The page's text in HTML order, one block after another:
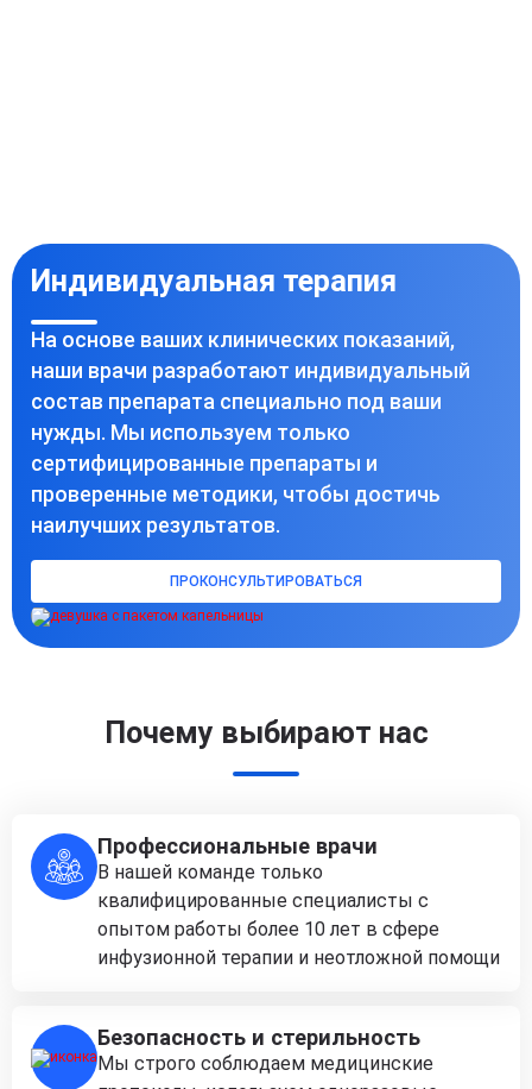
Индивидуальная терапия
На основе ваших клинических показаний,
наши врачи разработают индивидуальный
состав препарата специально под ваши
нужды. Мы используем только
сертифицированные препараты и
проверенные методики, чтобы достичь
наилучших результатов.
ПРОКОНСУЛЬТИРОВАТЬСЯ
Почему выбирают нас
Профессиональные врачи
В нашей команде только
квалифицированные специалисты с
опытом работы более 10 лет в сфере
инфузионной терапии и неотложной помощи
Безопасность и стерильность
Мы строго соблюдаем медицинские